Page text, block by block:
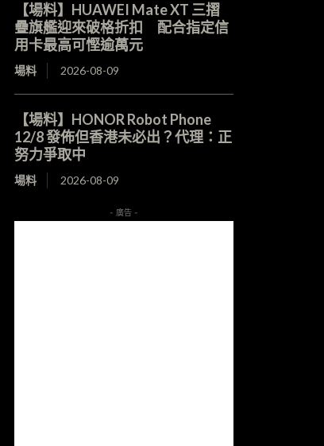
【場料】HUAWEI Mate XT 三摺
疊旗艦迎來破格折扣 配合指定信
用卡最高可慳逾萬元
場料 2026-08-09
【場料】HONOR Robot Phone
12/8 發佈但香港未必出？代理：正
努力爭取中
場料 2026-08-09
- 廣告 -